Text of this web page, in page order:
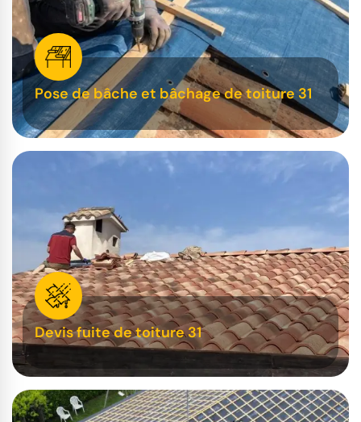
Pose de bâche et bâchage de toiture 31
Devis fuite de toiture 31